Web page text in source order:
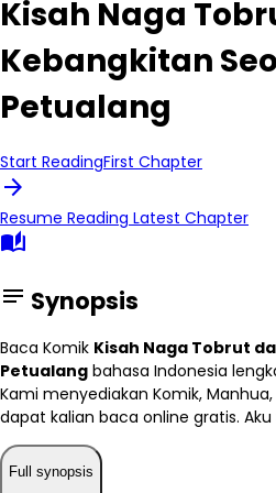
Kisah Naga
Kebangkitan
Petualang
Start ReadingFirst Chapter
arrow_forward
Resume Reading Latest Chapter
auto_stories
notes Synopsis
Baca Komik Kisah Naga Tobrut
Petualang bahasa Indonesia
Kami menyediakan Komik,
dapat kalian baca online gratis. Aku
Full synopsis